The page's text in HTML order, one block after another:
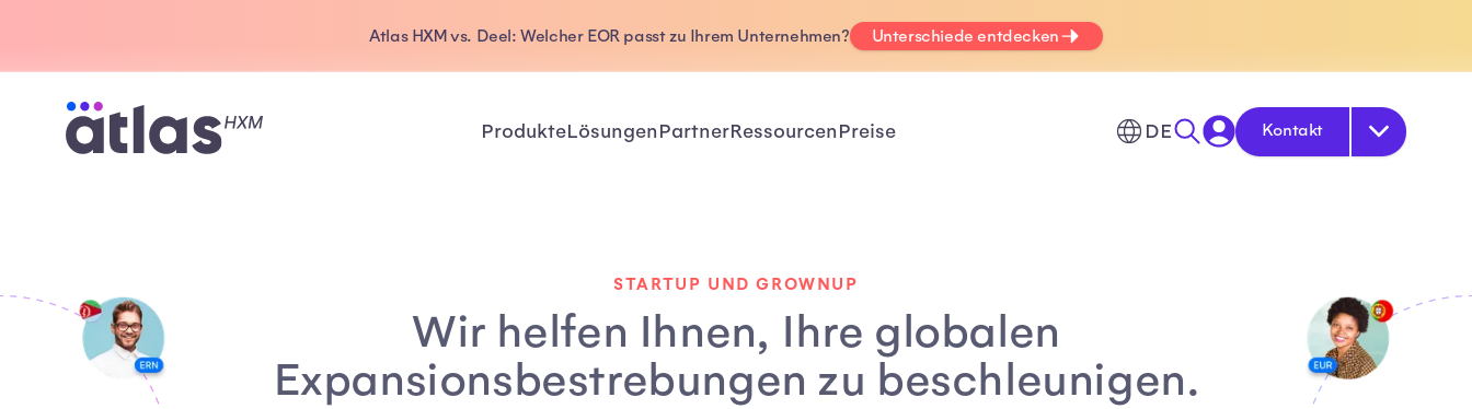
Atlas HXM vs. Deel: Welcher EOR passt zu Ihrem Unternehmen? Unterschiede entdecken
ProdukteLösungenPartnerRessourcenPreise DE Kontakt
STARTUP UND GROWNUP
Wir helfen Ihnen, Ihre globalen
Expansionsbestrebungen zu beschleunigen.